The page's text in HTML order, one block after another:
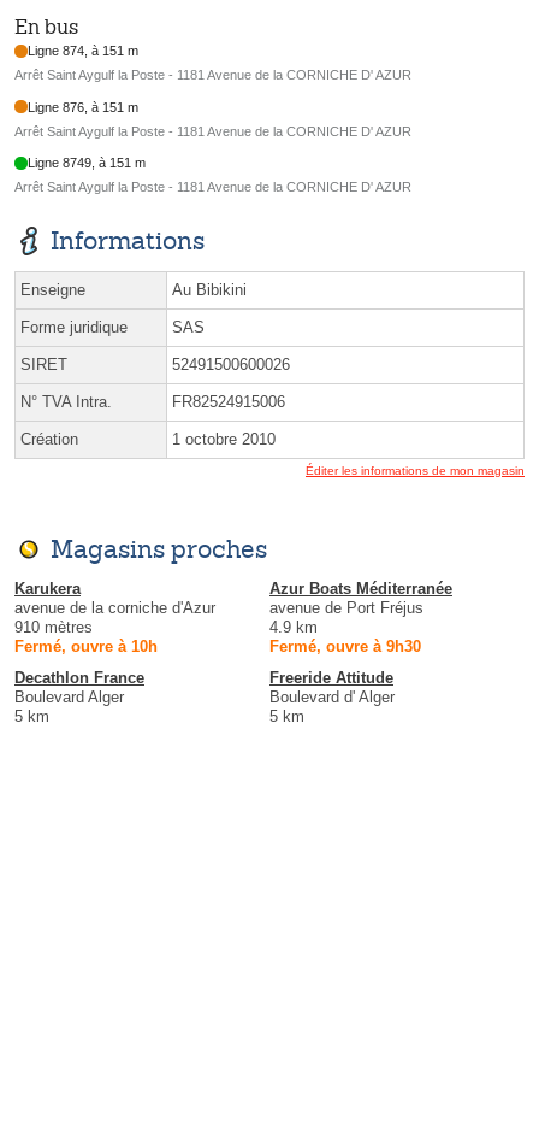
En bus
Ligne 874, à 151 m
Arrêt Saint Aygulf la Poste - 1181 Avenue de la CORNICHE D' AZUR
Ligne 876, à 151 m
Arrêt Saint Aygulf la Poste - 1181 Avenue de la CORNICHE D' AZUR
Ligne 8749, à 151 m
Arrêt Saint Aygulf la Poste - 1181 Avenue de la CORNICHE D' AZUR
Informations
Enseigne Au Bibikini
Forme juridique SAS
SIRET 52491500600026
N° TVA Intra. FR82524915006
Création 1 octobre 2010
Éditer les informations de mon magasin
Magasins proches
Karukera
avenue de la corniche d'Azur
910 mètres
Fermé, ouvre à 10h
Azur Boats Méditerranée
avenue de Port Fréjus
4.9 km
Fermé, ouvre à 9h30
Decathlon France
Boulevard Alger
5 km
Freeride Attitude
Boulevard d' Alger
5 km